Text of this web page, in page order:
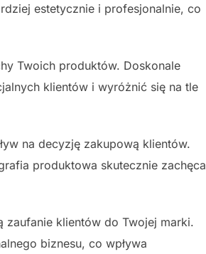
estetycznie i profesjonalnie, co
Twoich produktów. Doskonale
klientów i wyróżnić się na tle
na decyzję zakupową klientów.
produktowa skutecznie zachęca
klientów do Twojej marki.
biznesu, co wpływa